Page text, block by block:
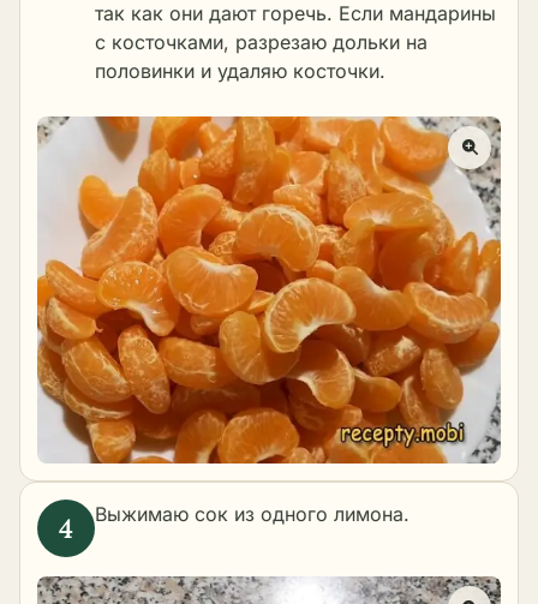
так как они дают горечь. Если мандарины
с косточками, разрезаю дольки на
половинки и удаляю косточки.
Выжимаю сок из одного лимона.